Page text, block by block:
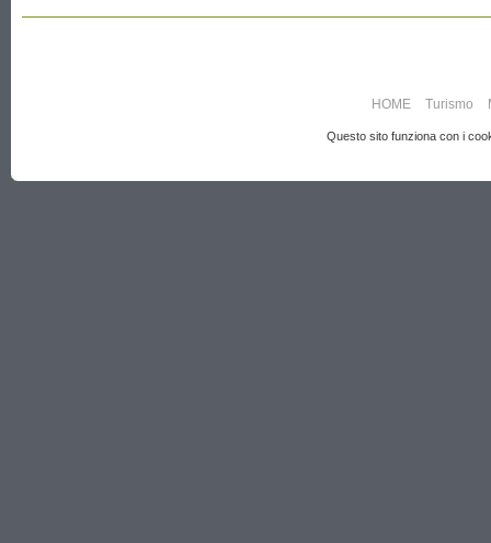
HOME Turismo
Questo sito funziona con i